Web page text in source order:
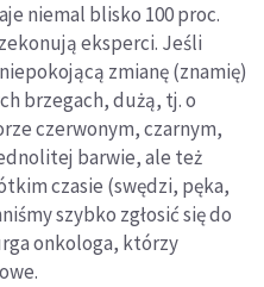
niemal blisko 100 proc.
eksperci. Jeśli
zmianę (znamię)
brzegach, dużą, tj. o
czerwonym, czarnym,
barwie, ale też
czasie (swędzi, pęka,
szybko zgłosić się do
onkologa, którzy